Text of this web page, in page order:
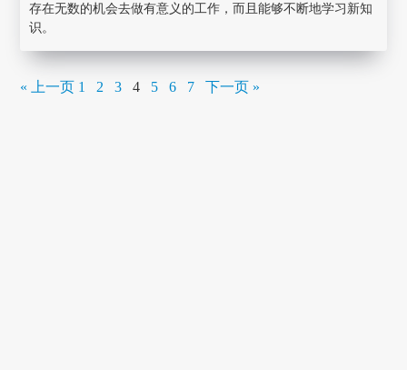
存在无数的机会去做有意义的工作，而且能够不断地学习新知
识。
« 上一页 1 2 3 4 5 6 7 下一页 »